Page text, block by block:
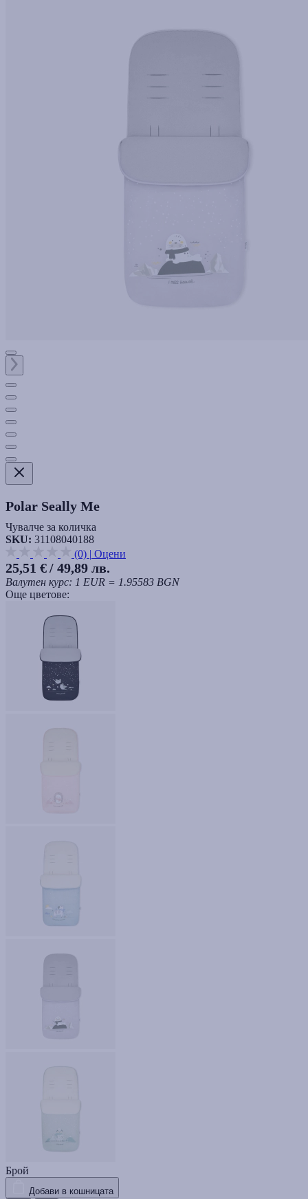
Polar Seally Me
Чувалче за количка
SKU: 31108040188
(0) | Оцени
25,51 €/ 49,89 лв.
Валутен курс: 1 EUR = 1.95583 BGN
Още цветове:
Брой
Добави в кошницата